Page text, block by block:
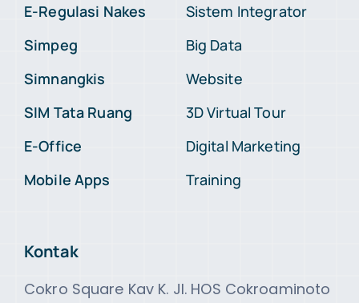
E-Regulasi Nakes
Simpeg
Simnangkis
SIM Tata Ruang
E-Office
Mobile Apps
Sistem Integrator
Big Data
Website
3D Virtual Tour
Digital Marketing
Training
Kontak
Cokro Square Kav K. Jl. HOS Cokroaminoto